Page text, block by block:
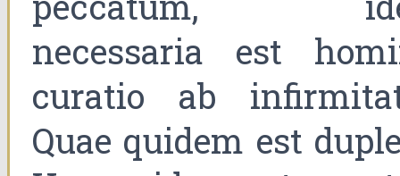
necessaria est
curatio ab
Quae quidem est